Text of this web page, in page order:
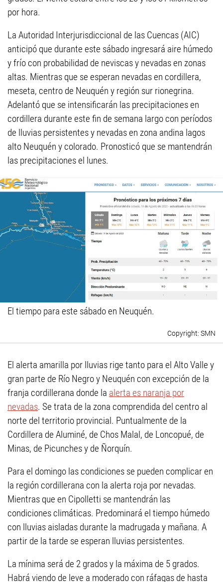
por hora.
La Autoridad Interjurisdiccional de las Cuencas (AIC)
anticipó que durante este sábado ingresará aire húmedo
y frío con probabilidad de neviscas y nevadas en zonas
altas. Mientras que se esperan nevadas en cordillera,
meseta, centro de Neuquén y región sur rionegrina.
Adelantó que se intensificarán las precipitaciones en
cordillera durante este fin de semana largo con períodos
de lluvias persistentes y nevadas en zona andina lagos
alto Neuquén y colorado. Pronosticó que se mantendrán
las precipitaciones el lunes.
El tiempo para este sábado en Neuquén.
SMN
El alerta amarilla por lluvias rige tanto para el Alto Valle y
gran parte de Río Negro y Neuquén con excepción de la
franja cordillerana donde la alerta es naranja por
nevadas. Se trata de la zona comprendida del centro al
norte del territorio provincial. Puntualmente de la
Cordillera de Aluminé, de Chos Malal, de Loncopué, de
Minas, de Picunches y de Ñorquín.
Para el domingo las condiciones se pueden complicar en
la región cordillerana con la alerta roja por nevadas.
Mientras que en Cipolletti se mantendrán las
condiciones climáticas. Predominará el tiempo húmedo
con lluvias aisladas durante la madrugada y mañana. A
partir de la tarde se esperan lluvias persistentes.
La mínima será de 2 grados y la máxima de 5 grados.
Habrá viendo de leve a moderado con ráfagas de hasta